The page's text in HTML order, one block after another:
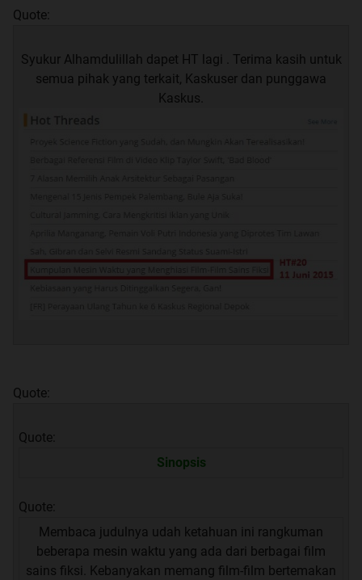
Quote:
Syukur Alhamdulillah dapet HT lagi . Terima kasih untuk
semua pihak yang terkait, Kaskuser dan punggawa
Kaskus.
Quote:
Quote:
Sinopsis
Quote:
Membaca judulnya udah ketahuan ini rangkuman
beberapa mesin waktu yang ada dari berbagai film
sains fiksi. Kebanyakan memang film-film bertemakan